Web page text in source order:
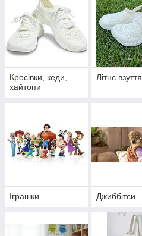
Кросівки, кеди,
хайтопи
Літнє взуття
Іграшки Джиббітси